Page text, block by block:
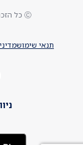
תנאי שימוש
Ⓒ כל הזכויות שמורות לאיכילוב